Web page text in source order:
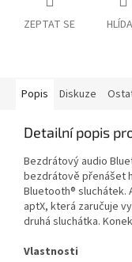
ZEPTAT SE
Popis Diskuze
Detailní popis
Bezdrátový audio
bezdrátově přenášet
Bluetooth® sluchátek.
aptX, která zaručuje
druhá sluchátka.
Vlastnosti